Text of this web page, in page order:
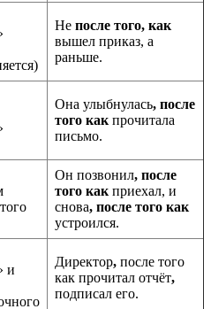
Не после того, как
вышел приказ, а
раньше.
Она улыбнулась, после
того как прочитала
письмо.
Он позвонил, после
того как приехал, и
снова, после того как
устроился.
и
Директор, после того
как прочитал отчёт,
подписал его.